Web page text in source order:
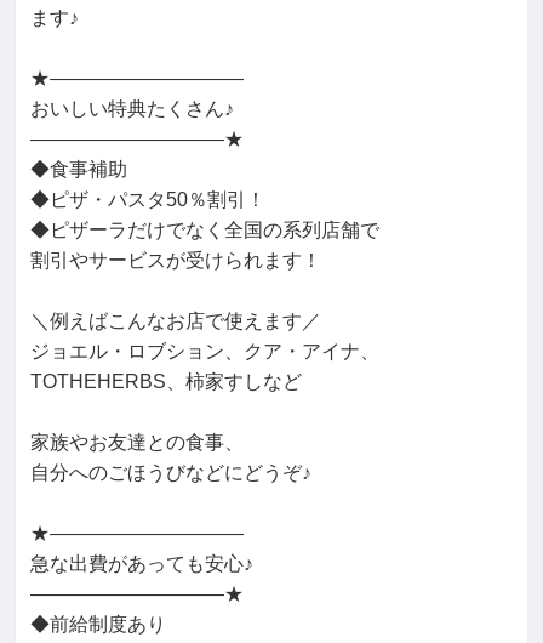
ます♪
★――――――――――
おいしい特典たくさん♪
――――――――――★
◆食事補助
◆ピザ・パスタ50％割引！
◆ピザーラだけでなく全国の系列店舗で
割引やサービスが受けられます！
＼例えばこんなお店で使えます／
ジョエル・ロブション、クア・アイナ、
TOTHEHERBS、柿家すしなど
家族やお友達との食事、
自分へのごほうびなどにどうぞ♪
★――――――――――
急な出費があっても安心♪
――――――――――★
◆前給制度あり